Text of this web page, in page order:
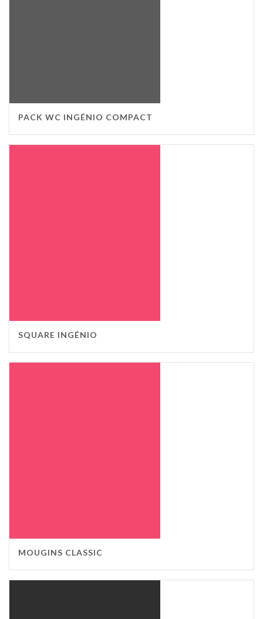
PACK WC INGÉNIO COMPACT
SQUARE INGÉNIO
MOUGINS CLASSIC